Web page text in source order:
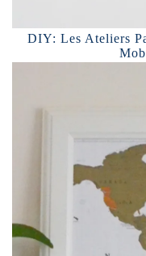
DIY: Les Ateliers